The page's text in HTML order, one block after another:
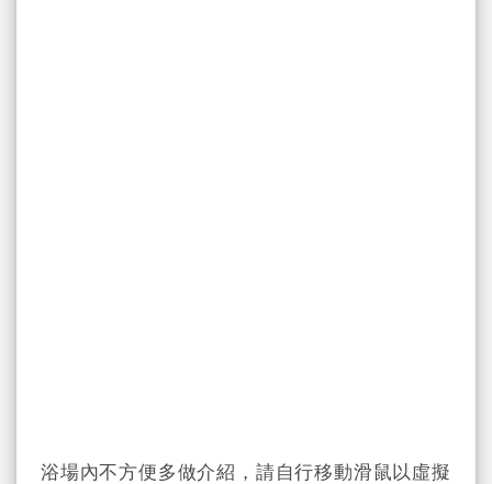
浴場內不方便多做介紹，請自行移動滑鼠以虛擬